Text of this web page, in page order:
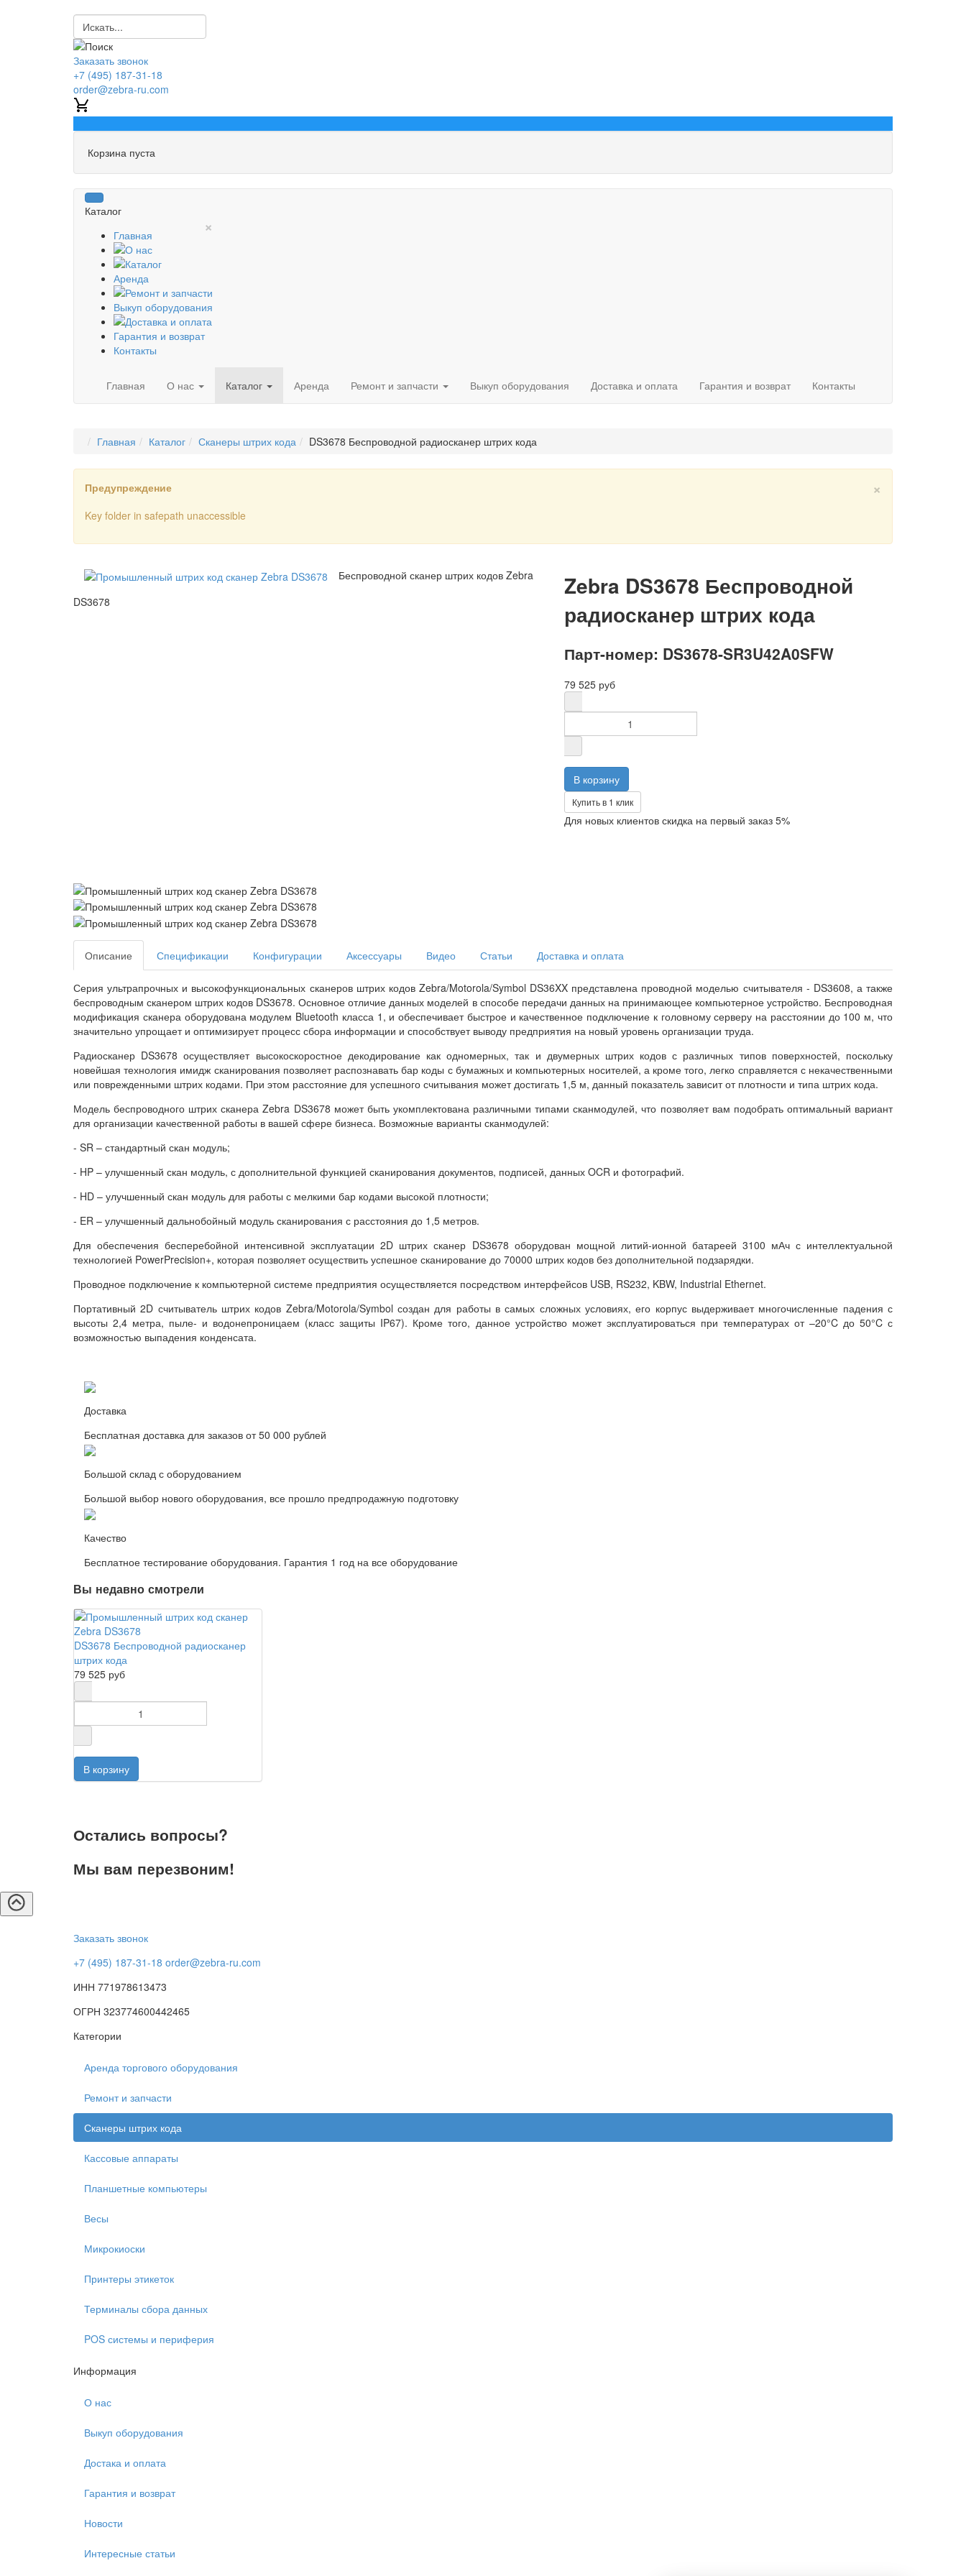
Заказать звонок
+7 (495) 187-31-18
order@zebra-ru.com
Корзина пуста
Каталог
×
Главная
О нас
Каталог
Аренда
Ремонт и запчасти
Выкуп оборудования
Доставка и оплата
Гарантия и возврат
Контакты
Главная О нас Каталог Аренда Ремонт и запчасти Выкуп оборудования Доставка и оплата Гарантия и возврат Контакты
Главная Каталог Сканеры штрих кода DS3678 Беспроводной радиосканер штрих кода
×
Предупреждение
Key folder in safepath unaccessible
Беспроводной сканер штрих кодов Zebra
DS3678
Zebra DS3678 Беспроводной
радиосканер штрих кода
Парт-номер: DS3678-SR3U42A0SFW
79 525 руб
Купить в 1 клик
Для новых клиентов скидка на первый заказ 5%
Описание Спецификации Конфигурации Аксессуары Видео Статьи Доставка и оплата
Серия ультрапрочных и высокофункциональных сканеров штрих кодов Zebra/Motorola/Symbol DS36XX представлена проводной моделью считывателя - DS3608, а также
беспроводным сканером штрих кодов DS3678. Основное отличие данных моделей в способе передачи данных на принимающее компьютерное устройство. Беспроводная
модификация сканера оборудована модулем Bluetooth класса 1, и обеспечивает быстрое и качественное подключение к головному серверу на расстоянии до 100 м, что
значительно упрощает и оптимизирует процесс сбора информации и способствует выводу предприятия на новый уровень организации труда.
Радиосканер DS3678 осуществляет высокоскоростное декодирование как одномерных, так и двумерных штрих кодов с различных типов поверхностей, поскольку
новейшая технология имидж сканирования позволяет распознавать бар коды с бумажных и компьютерных носителей, а кроме того, легко справляется с некачественными
или поврежденными штрих кодами. При этом расстояние для успешного считывания может достигать 1,5 м, данный показатель зависит от плотности и типа штрих кода.
Модель беспроводного штрих сканера Zebra DS3678 может быть укомплектована различными типами сканмодулей, что позволяет вам подобрать оптимальный вариант
для организации качественной работы в вашей сфере бизнеса. Возможные варианты сканмодулей:
- SR – стандартный скан модуль;
- HP – улучшенный скан модуль, с дополнительной функцией сканирования документов, подписей, данных OCR и фотографий.
- HD – улучшенный скан модуль для работы с мелкими бар кодами высокой плотности;
- ER – улучшенный дальнобойный модуль сканирования с расстояния до 1,5 метров.
Для обеспечения бесперебойной интенсивной эксплуатации 2D штрих сканер DS3678 оборудован мощной литий-ионной батареей 3100 мАч с интеллектуальной
технологией PowerPrecision+, которая позволяет осуществить успешное сканирование до 70000 штрих кодов без дополнительной подзарядки.
Проводное подключение к компьютерной системе предприятия осуществляется посредством интерфейсов USB, RS232, KBW, Industrial Ethernet.
Портативный 2D считыватель штрих кодов Zebra/Motorola/Symbol создан для работы в самых сложных условиях, его корпус выдерживает многочисленные падения с
высоты 2,4 метра, пыле- и водонепроницаем (класс защиты IP67). Кроме того, данное устройство может эксплуатироваться при температурах от –20°C до 50°C с
возможностью выпадения конденсата.
Доставка
Бесплатная доставка для заказов от 50 000 рублей
Большой склад с оборудованием
Большой выбор нового оборудования, все прошло предпродажную подготовку
Качество
Бесплатное тестирование оборудования. Гарантия 1 год на все оборудование
Вы недавно смотрели
DS3678 Беспроводной радиосканер
штрих кода
79 525 руб
Остались вопросы?
Мы вам перезвоним!
Заказать звонок
+7 (495) 187-31-18 order@zebra-ru.com
ИНН 771978613473
ОГРН 323774600442465
Категории
Аренда торгового оборудования
Ремонт и запчасти
Сканеры штрих кода
Кассовые аппараты
Планшетные компьютеры
Весы
Микрокиоски
Принтеры этикеток
Терминалы сбора данных
POS системы и периферия
Информация
О нас
Выкуп оборудования
Достака и оплата
Гарантия и возврат
Новости
Интересные статьи